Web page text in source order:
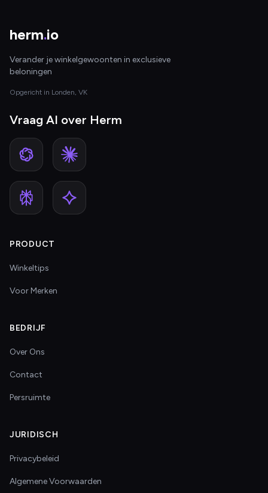
herm.io
Verander je winkelgewoonten in exclusieve
beloningen
Opgericht in Londen, VK
Vraag AI over Herm
PRODUCT
Winkeltips
Voor Merken
BEDRIJF
Over Ons
Contact
Persruimte
JURIDISCH
Privacybeleid
Algemene Voorwaarden